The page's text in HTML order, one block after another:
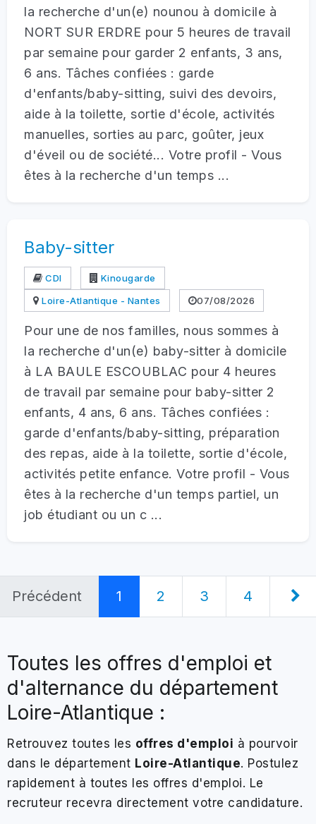
la recherche d'un(e) nounou à domicile à
NORT SUR ERDRE pour 5 heures de travail
par semaine pour garder 2 enfants, 3 ans,
6 ans. Tâches confiées : garde
d'enfants/baby-sitting, suivi des devoirs,
aide à la toilette, sortie d'école, activités
manuelles, sorties au parc, goûter, jeux
d'éveil ou de société... Votre profil - Vous
êtes à la recherche d'un temps ...
Baby-sitter
CDI
Kinougarde
Loire-Atlantique - Nantes
07/08/2026
Pour une de nos familles, nous sommes à
la recherche d'un(e) baby-sitter à domicile
à LA BAULE ESCOUBLAC pour 4 heures
de travail par semaine pour baby-sitter 2
enfants, 4 ans, 6 ans. Tâches confiées :
garde d'enfants/baby-sitting, préparation
des repas, aide à la toilette, sortie d'école,
activités petite enfance. Votre profil - Vous
êtes à la recherche d'un temps partiel, un
job étudiant ou un c ...
Précédent 1 2 3 4
Toutes les offres d'emploi et
d'alternance du département
Loire-Atlantique :
Retrouvez toutes les offres d'emploi à pourvoir
dans le département Loire-Atlantique. Postulez
rapidement à toutes les offres d'emploi. Le
recruteur recevra directement votre candidature.